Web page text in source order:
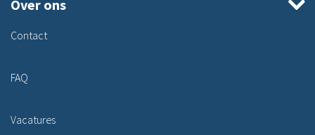
Over ons
Contact
FAQ
Vacatures